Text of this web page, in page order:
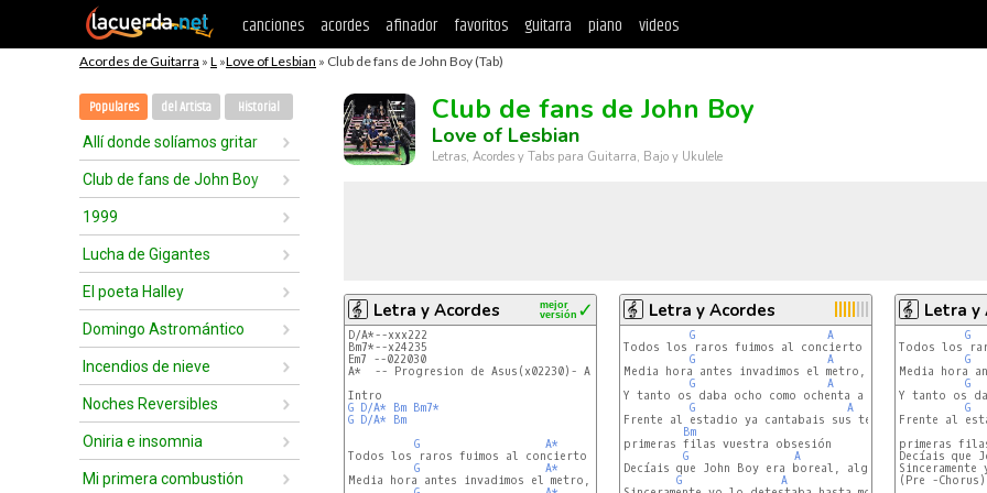
canciones acordes afinador favoritos guitarra piano videos
Acordes de Guitarra » L »Love of Lesbian » Club de fans de John Boy (Tab)
Populares del Artista Historial
Allí donde solíamos gritar
Club de fans de John Boy
1999
Lucha de Gigantes
El poeta Halley
Domingo Astromántico
Incendios de nieve
Noches Reversibles
Oniria e insomnia
Mi primera combustión
Club de fans de John Boy
Love of Lesbian
Letras, Acordes y Tabs para Guitarra, Bajo y Ukulele
Letra y Acordes ✓
mejor
versión
D/A*--xxx222
Bm7*--x24235
Em7 --022030
A*  -- Progresion de Asus(x02230)- A(x02220)
G D/A* Bm Bm7*
G D/A*
Bm
G
A*
Bm
Todos los raros fuimos al concierto del gran telépata de Dublín
G
A* Bm
Bm7*
Media hora antes invadimos el metro, yo iba obligado y tu en éxtasis
Letra y Acordes
G A
Todos los raros fuimos al concierto del gran telépata
G
A
Media hora antes invadimos el metro, yo iba
G
A
Y tanto os daba ocho como ochenta a los fanáticos de
G
A
Frente al estadio ya cantabais sus temas,
Bm
primeras filas vuestra obsesión
G
A
Decíais que John Boy era boreal, algo ambiguo y de
G
A
Letra y
G
Todos los
G
Media hora
G
Y tanto os
G
Frente al
primeras
Decíais que
(Pre -